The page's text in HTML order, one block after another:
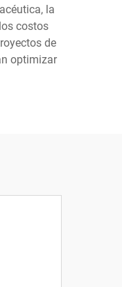
la
costos
de
optimizar